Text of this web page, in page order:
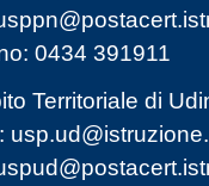
0434 391911
Territoriale di